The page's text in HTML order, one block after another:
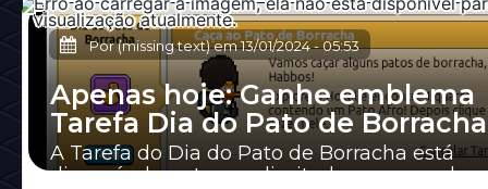
Por (missing text) em13/01/2024-05:53
Apenas hoje: Ganhe emblema
Tarefa Dia do Pato de Borracha
A Tarefa do Dia do Pato de Borracha está
disponível por tempo limitado, cumpra ela